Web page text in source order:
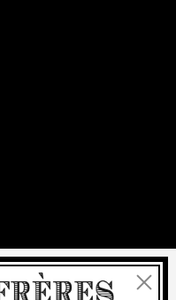
Fermer